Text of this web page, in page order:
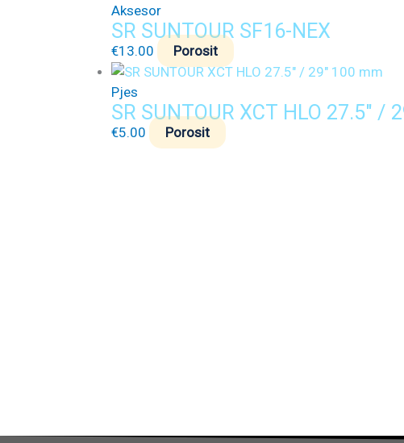
Aksesor
SR SUNTOUR SF16-NEX
€13.00 Porosit
Pjes
SR SUNTOUR XCT HLO 27.5″ /
€5.00 Porosit